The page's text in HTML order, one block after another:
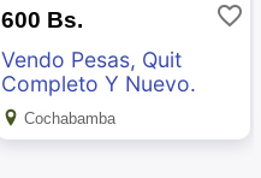
600 Bs. favorite_border
Vendo Pesas, Quit
Completo Y Nuevo.
Cochabamba